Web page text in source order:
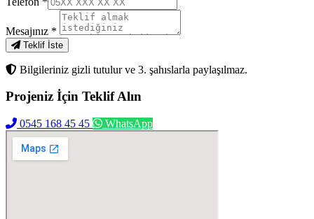
Mesajınız *
Teklif İste
Bilgileriniz gizli tutulur ve 3. şahıslarla paylaşılmaz.
Projeniz İçin Teklif Alın
0545 168 45 45 WhatsApp